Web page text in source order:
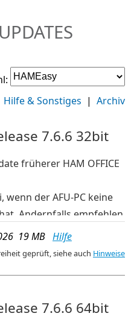
Hilfe & Sonstiges | Archiv
7.6.6 32bit
früherer HAM OFFICE
wenn der AFU-PC keine
Andernfalls empfehlen
OnlineUpdate-
19 MB Hilfe
geprüft, siehe auch Hinweise
7.6.6 64bit